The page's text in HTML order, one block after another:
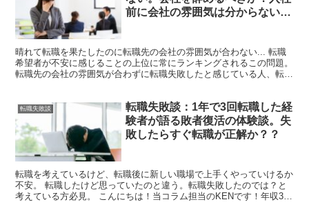
前に会社の雰囲気は分からないの
晴れて転職を果たしたのに転職先の会社の雰囲気が合わない... 転職
希望者が不安に感じることの上位に常にランキングされるこの問題。
転職先の会社の雰囲気が合わずに転職失敗したと感じている人、転職
転職失敗談
転職失敗談：1年で3回転職した経
験者が語る敗者復活の体験談。失
敗したらすぐ転職が正解か？？
転職を考えているけど、転職後に新しい職場で上手くやっていけるか
不安。 転職したけど思っていたのと違う。転職失敗したのでは？と
考えている方必見。 こんにちは！当コラム担当のKENです！年収300